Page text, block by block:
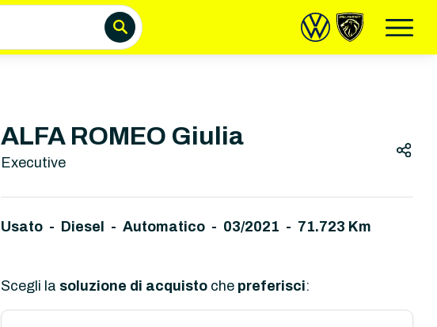
ALFA ROMEO Giulia
Executive
Usato - Diesel - Automatico - 03/2021 - 71.723 Km
Scegli la soluzione di acquisto che preferisci: